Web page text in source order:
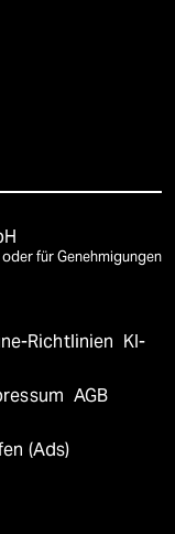
für Genehmigungen
Richtlinien KI-
AGB
(Ads)